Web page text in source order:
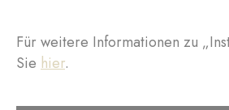
Für weitere Informationen zu
Sie hier.